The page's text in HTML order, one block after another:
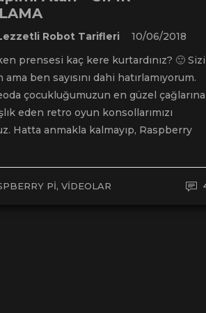
Robot Tarifleri
10/06/2018
prensesi kaç kere kurtardınız? 🙂 Sizi
ben sayısını dahi hatırlamıyorum.
çocukluğumuzun en güzel çağlarına
eden retro oyun konsollarımızı
Hatta anmakla kalmayıp, Raspberry
PI, VIDEOLAR